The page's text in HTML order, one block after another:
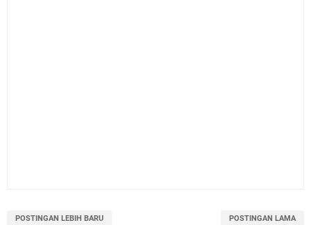
POSTINGAN LEBIH BARU POSTINGAN LAMA